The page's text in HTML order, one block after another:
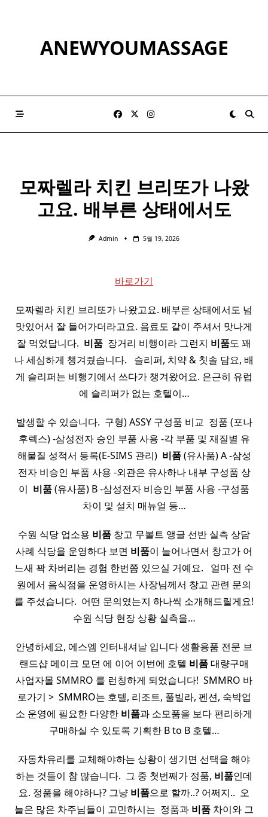
ANEWYOUMASSAGE
모짜렐라 치킨 브리또가 나왔
고요. 배부른 상태에서도
Admin 5월 19, 2026
바로가기
모짜렐라 치킨 브리또가 나왔고요. 배부른 상태에서도 넘
맛있어서 잘 들어가더라고요. 음료도 같이 주셔서 맛나게
잘 먹었답니다. ​ 비품 ​ 장거리 비행이라 그런지 비품도 꽤
나 세심하게 챙겨줬습니다. ​ ​ 슬리퍼, 치약 & 칫솔 담요, 배
게 슬리퍼는 비행기에서 쓰다가 챙겨왔어요. 은근히 유럽
에 슬리퍼가 없는 호텔이…
발생할 수 있습니다. ​ 구형) ASSY 구성품 비교 ​ 정품 (포나
후렉스) -삼성전자 승인 부품 사용 -각 부품 및 재질별 유
해물질 성적서 등록(E-SIMS 관리) ​ 비품(유사품) A -삼성
전자 비승인 부품 사용 -외관은 유사하나 내부 구성품 상
이 ​ 비품(유사품) B -삼성전자 비승인 부품 사용 -구성품
차이 및 설치 매뉴얼 등…
수원 식당 업소용 비품 창고 무볼트 앵글 선반 실측 상담
사례 식당을 운영하다 보면 비품이 늘어나면서 창고가 어
느새 꽉 차버리는 경험 한번쯤 있으실 거예요. ​ ​ 얼마 전 수
원에서 음식점을 운영하시는 사장님께서 창고 관련 문의
를 주셨습니다. ​ 어떤 문의였는지 하나씩 소개해드릴게요!
수원 식당 현장 상황 실측을…
안녕하세요, 에스엠 인터내셔날 입니다 생활용품 전문 브
랜드샵 메이크 모던 에 이어 이번에 호텔 비품대량구매
사업자몰 SMMRO 를 런칭하게 되었습니다! ​ SMMRO 바
로가기 > ​ SMMRO는 호텔, 리조트, 풀빌라, 펜션, 숙박업
소 운영에 필요한 다양한 비품과 소모품을 보다 편리하게
구매하실 수 있도록 기획한 B to B 호텔…
자동차유리를 교체해야하는 상황이 생기면 선택을 해야
하는 것들이 참 많습니다. ​ 그 중 첫번째가 정품, 비품인데
요. 정품을 해야하나? 그냥 비품으로 할까..? 어쩌지.. ​ 오
늘은 많은 차주님들이 고민하시는 ​ 정품과 비품 차이와 그